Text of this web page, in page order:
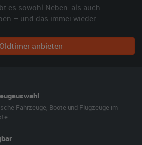
es sowohl Neben- als auch
– und das immer wieder.
Oldtimer anbieten
Fahrzeuge, Boote und Flugzeuge im